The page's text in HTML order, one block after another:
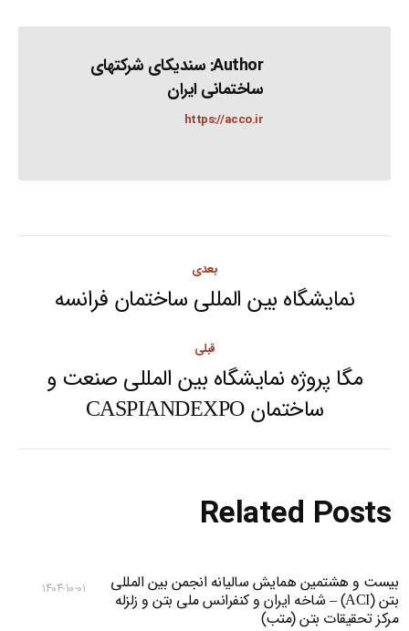
Author: سندیکای شرکتهای
ساختمانی ایران
https://acco.ir
navigation
قبلی
Previous
post:
مگا پروژه نمایشگاه بین المللی صنعت و
ساختمان CASPIANDEXPO
بعدی
Next
نمایشگاه بین المللی ساختمان فرانسه
Related Posts
بیست و هشتمین همایش سالیانه انجمن بین المللی
بتن (ACI) – شاخه ایران و کنفرانس ملی بتن و زلزله
مرکز تحقیقات بتن (متب)
۱۴۰۴-۱۰-۰۱